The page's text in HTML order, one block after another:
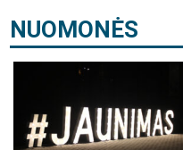
NUOMONĖS